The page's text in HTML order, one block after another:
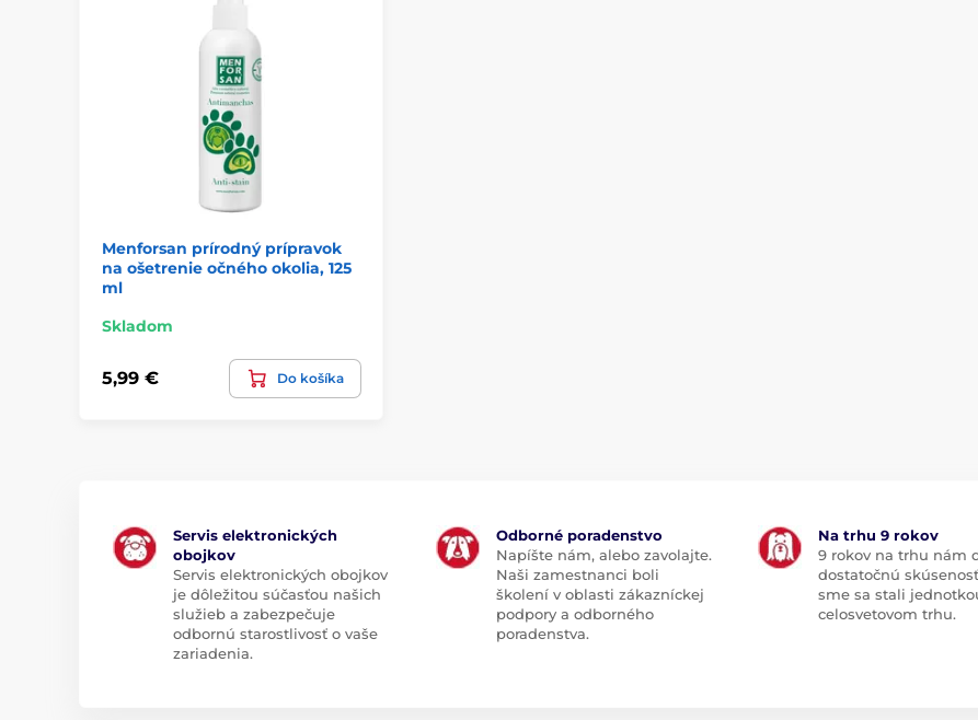
Menforsan prírodný prípravok
na ošetrenie očného okolia, 125
ml
Skladom
5,99 € Do košíka
Servis elektronických
obojkov
Servis elektronických obojkov
je dôležitou súčasťou našich
služieb a zabezpečuje
odbornú starostlivosť o vaše
zariadenia.
Odborné poradenstvo
Napíšte nám, alebo zavolajte.
Naši zamestnanci boli
školení v oblasti zákazníckej
podpory a odborného
poradenstva.
Na trhu 9 rokov
9 rokov na trhu nám
dostatočnú
sme sa stali
celosvetovom trhu.